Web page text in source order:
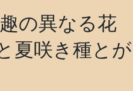
の異なる花
夏咲き種とが